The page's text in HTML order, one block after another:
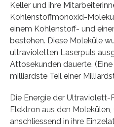
Keller und ihre
Kohlenstoffmonoxid-
einem Kohlenstoff- und
bestehen. Diese Moleküle
ultravioletten Laserpuls
Attosekunden dauerte.
milliardste Teil einer
Die Energie der
Elektron aus den
anschliessend in ihre